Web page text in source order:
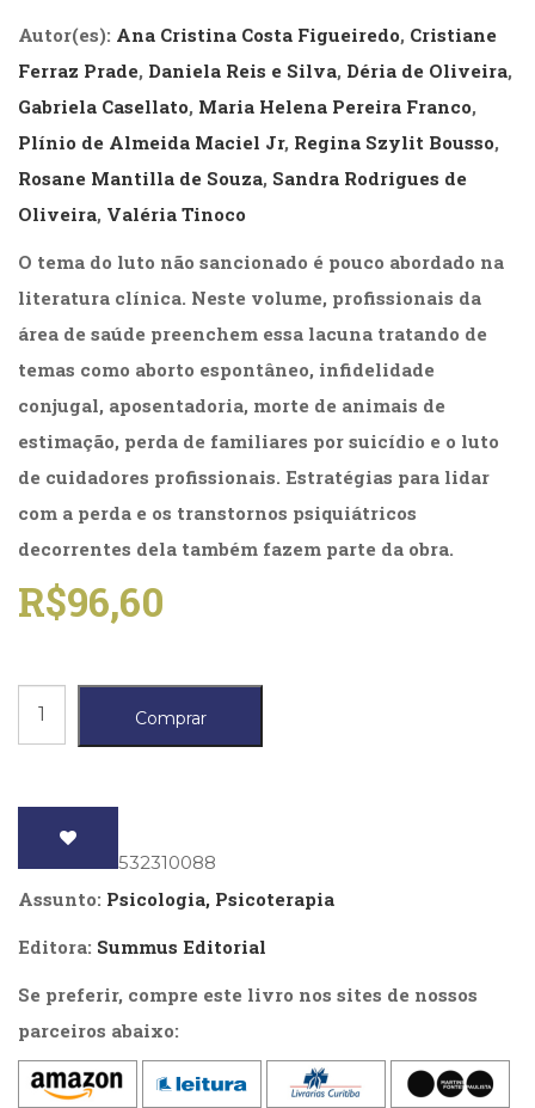
Negócios
(31)
Educação
(278)
Educação
(39)
Fisioterapia
Fonoaudiologia
(54)
terapia
(93)
Jornalismo
(57)
LGBTQIA+
(66)
Erótica
(11)
Ficção,
Ensaios
Obras
Neurolingüística)
(41)
Psicodrama
Psicologia,
(799)
Publicidade,
e
Autor(es): Ana Cristina Costa Figueiredo, Cristiane
Ferraz Prade, Daniela Reis e Silva, Déria de Oliveira,
Gabriela Casellato, Maria Helena Pereira Franco,
Plínio de Almeida Maciel Jr, Regina Szylit Bousso,
Rosane Mantilla de Souza, Sandra Rodrigues de
Oliveira, Valéria Tinoco
O tema do luto não sancionado é pouco abordado na
literatura clínica. Neste volume, profissionais da
área de saúde preenchem essa lacuna tratando de
temas como aborto espontâneo, infidelidade
conjugal, aposentadoria, morte de animais de
estimação, perda de familiares por suicídio e o luto
de cuidadores profissionais. Estratégias para lidar
com a perda e os transtornos psiquiátricos
decorrentes dela também fazem parte da obra.
R$96,60
Resgate
O
quantidade
Comprar
: 9788532310088
Assunto: Psicologia, Psicoterapia
Editora: Summus Editorial
Se preferir, compre este livro nos sites de nossos
parceiros abaixo: